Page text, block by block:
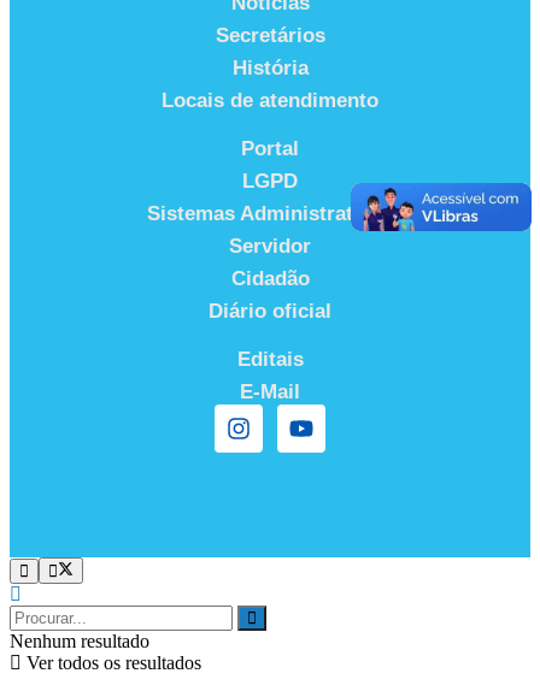
Secretários
História
Locais de atendimento
Portal
LGPD
Sistemas Administrativos
Servidor
Cidadão
Diário oficial
Editais
E-Mail
Nenhum resultado
Ver todos os resultados